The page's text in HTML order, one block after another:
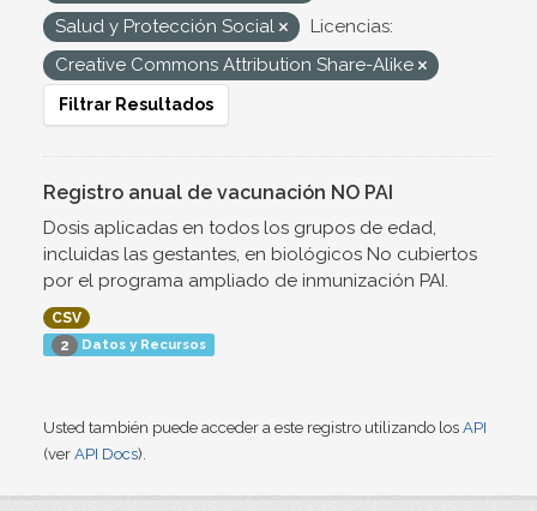
Salud y Protección Social
Licencias:
Creative Commons Attribution Share-Alike
Filtrar Resultados
Registro anual de vacunación NO PAI
Dosis aplicadas en todos los grupos de edad,
incluidas las gestantes, en biológicos No cubiertos
por el programa ampliado de inmunización PAI.
CSV
2 Datos y Recursos
Usted también puede acceder a este registro utilizando los API
(ver API Docs).